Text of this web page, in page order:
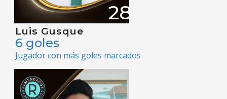
28
Luis Gusque
6 goles
Jugador con más goles marcados